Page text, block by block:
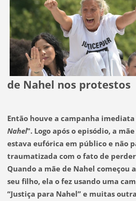
de Nahel nos protestos
Então houve a campanha imediata
Nahel".Logo após o episódio, a
estava eufórica em público e não
traumatizada com o fato de
Quando a mãe de Nahel começou
seu filho, ela o fez usando uma
“Justiça para Nahel” e muitas